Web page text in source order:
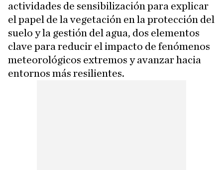
actividades de sensibilización para explicar
el papel de la vegetación en la protección del
suelo y la gestión del agua, dos elementos
clave para reducir el impacto de fenómenos
meteorológicos extremos y avanzar hacia
entornos más resilientes.